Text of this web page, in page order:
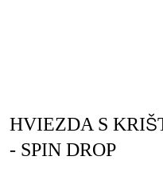
HVIEZDA S
- SPIN DROP